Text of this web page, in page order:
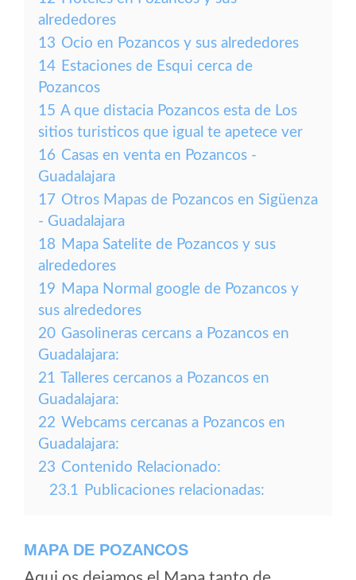
alrededores
13 Ocio en Pozancos y sus alrededores
14 Estaciones de Esqui cerca de
Pozancos
15 A que distacia Pozancos esta de Los
sitios turisticos que igual te apetece ver
16 Casas en venta en Pozancos -
Guadalajara
17 Otros Mapas de Pozancos en Sigüenza
- Guadalajara
18 Mapa Satelite de Pozancos y sus
alrededores
19 Mapa Normal google de Pozancos y
sus alrededores
20 Gasolineras cercans a Pozancos en
Guadalajara:
21 Talleres cercanos a Pozancos en
Guadalajara:
22 Webcams cercanas a Pozancos en
Guadalajara:
23 Contenido Relacionado:
23.1 Publicaciones relacionadas:
MAPA DE POZANCOS